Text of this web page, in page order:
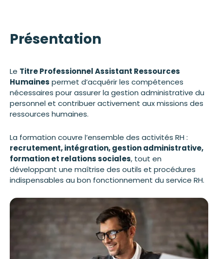
Présentation
Le Titre Professionnel Assistant Ressources
Humaines permet d’acquérir les compétences
nécessaires pour assurer la gestion administrative du
personnel et contribuer activement aux missions des
ressources humaines.
La formation couvre l’ensemble des activités RH :
recrutement, intégration, gestion administrative,
formation et relations sociales, tout en
développant une maîtrise des outils et procédures
indispensables au bon fonctionnement du service RH.